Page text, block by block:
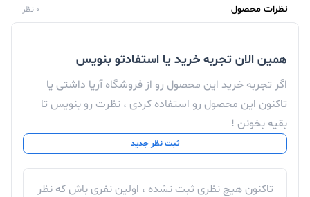
نظرات محصول 0 نظر
همین الان تجربه خرید یا استفادتو بنویس
اگر تجربه خرید این محصول رو از فروشگاه آریا داشتی یا
تاکنون این محصول رو استفاده کردی ، نظرت رو بنویس تا
بقیه بخونن !
ثبت نظر جدید
تاکنون هیچ نظری ثبت نشده ، اولین نفری باش که نظر